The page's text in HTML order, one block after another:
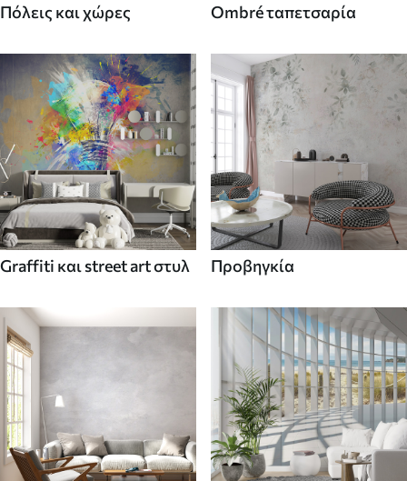
Πόλεις και χώρες Ombré ταπετσαρία
Graffiti και street art στυλ Προβηγκία